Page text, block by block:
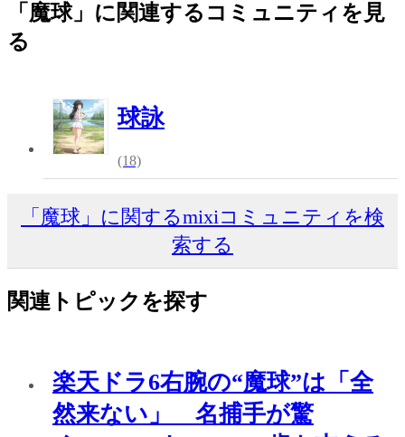
「魔球」に関連するコミュニティを見
る
球詠
(18)
「魔球」に関するmixiコミュニティを検
索する
関連トピックを探す
楽天ドラ6右腕の“魔球”は「全
然来ない」 名捕手が驚